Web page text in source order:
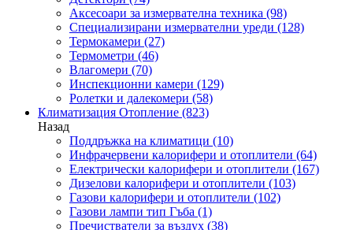
Аксесоари за измервателна техника (98)
Специализирани измервателни уреди (128)
Термокамери (27)
Термометри (46)
Влагомери (70)
Инспекционни камери (129)
Ролетки и далекомери (58)
Климатизация Отопление (823)
Назад
Поддръжка на климатици (10)
Инфрачервени калорифери и отоплители (64)
Електрически калорифери и отоплители (167)
Дизелови калорифери и отоплители (103)
Газови калорифери и отоплители (102)
Газови лампи тип Гъба (1)
Пречистватели за въздух (38)